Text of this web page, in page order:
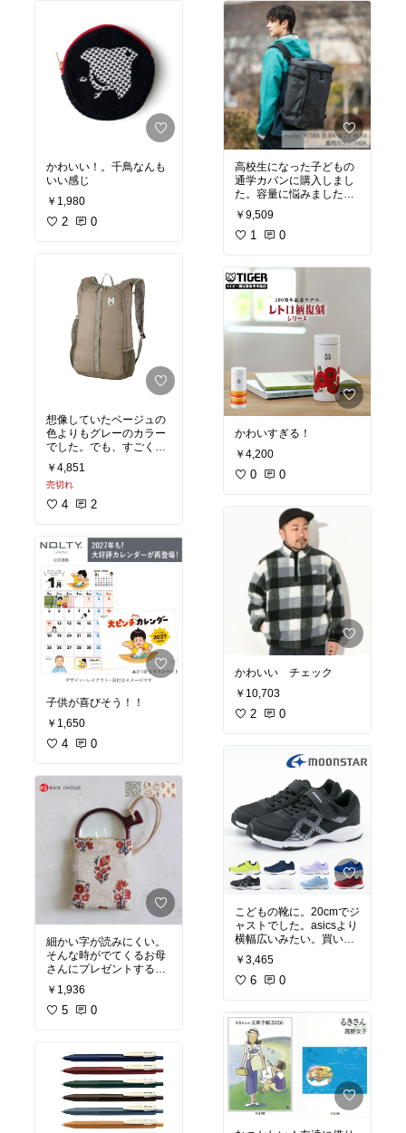
かわいい！。千鳥なんも
いい感じ
￥1,980
2 0
想像していたベージュの
色よりもグレーのカラー
でした。でも、すごく軽
くてちょこっと荷物が増
えた時に便利です。背負
う部分も薄いのですが幅
広で使いやすいです。こ
￥4,851
売切れ
4 2
子供が喜びそう！！
￥1,650
4 0
細かい字が読みにくい。
そんな時がでてくるお母
さんにプレゼントするの
もいいかも！
￥1,936
5 0
高校生になった子どもの
通学カバンに購入しまし
た。容量に悩みました
が、大きい方がいいだろ
うと判断して正解。たく
さんの教科書などを詰め
年間使えるといいな。
￥9,509
1 0
かわいすぎる！
￥4,200
0 0
かわいい チェック
￥10,703
2 0
こどもの靴に。20cmでジ
ャストでした。asicsより
横幅広いみたい。買いま
した！
￥3,465
6 0